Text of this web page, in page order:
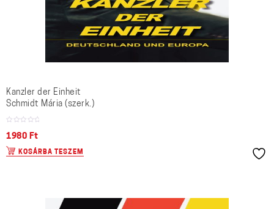
Kanzler der Einheit
Schmidt Mária (szerk.)
1980 Ft
KOSÁRBA TESZEM